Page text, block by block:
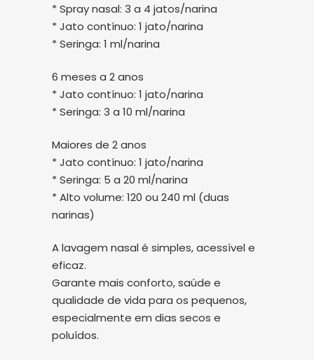
* Spray nasal: 3 a 4 jatos/narina
* Jato contínuo: 1 jato/narina
* Seringa: 1 ml/narina
6 meses a 2 anos
* Jato contínuo: 1 jato/narina
* Seringa: 3 a 10 ml/narina
Maiores de 2 anos
* Jato contínuo: 1 jato/narina
* Seringa: 5 a 20 ml/narina
* Alto volume: 120 ou 240 ml (duas
narinas)
A lavagem nasal é simples, acessível e
eficaz.
Garante mais conforto, saúde e
qualidade de vida para os pequenos,
especialmente em dias secos e
poluídos.